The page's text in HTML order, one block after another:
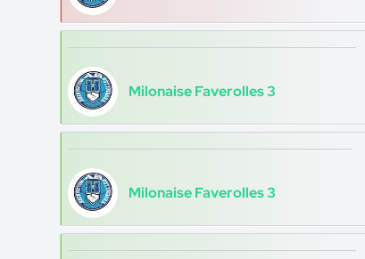
Milonaise Faverolles 3
Milonaise Faverolles 3